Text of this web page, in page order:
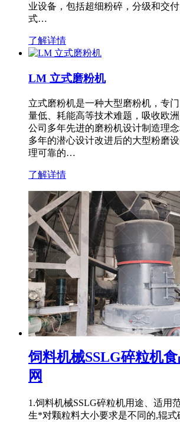
业设备，包括超细粉碎，分级和交
式…
了解详情
LM 立式磨粉机
立式磨粉机是一种大型磨粉机，专
量低、耗能高等技术难题，吸收欧
公司多年先进的磨粉机设计制造理
多年的潜心设计改进后的大型粉磨
理可靠的…
了解详情
饲料机械SSLG碎粒机
网
1.饲料机械SSLG碎粒机用途、适用
生*对颗粒料大小要求是不同的,辊式